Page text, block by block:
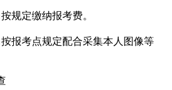
定缴纳报考费。
考点规定配合采集本人图像等